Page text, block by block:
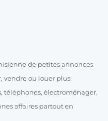
de petites annonces
électroménager,
affaires partout en